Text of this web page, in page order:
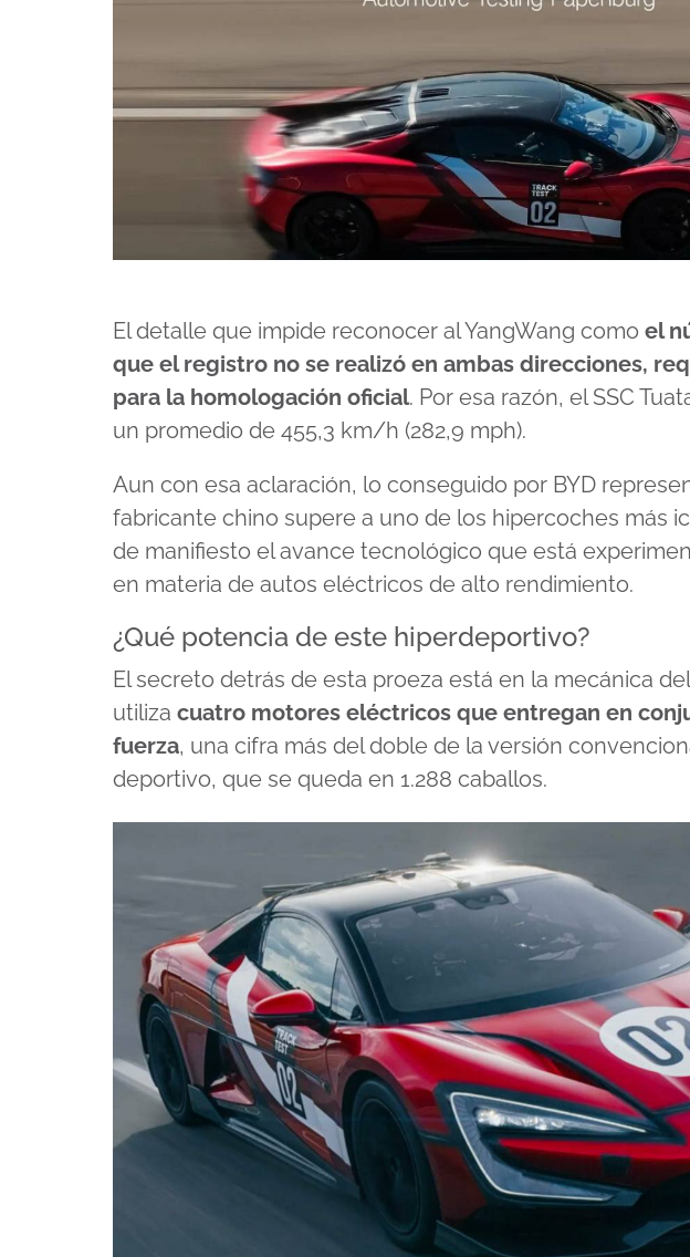
El detalle que impide reconocer al YangWang como el
que el registro no se realizó en ambas direcciones,
para la homologación oficial. Por esa razón, el SSC
un promedio de 455,3 km/h (282,9 mph).
Aun con esa aclaración, lo conseguido por BYD
fabricante chino supere a uno de los hipercoches más
de manifiesto el avance tecnológico que está
en materia de autos eléctricos de alto rendimiento.
¿Qué potencia de este hiperdeportivo?
El secreto detrás de esta proeza está en la mecánica
utiliza cuatro motores eléctricos que entregan en
fuerza, una cifra más del doble de la versión
deportivo, que se queda en 1.288 caballos.